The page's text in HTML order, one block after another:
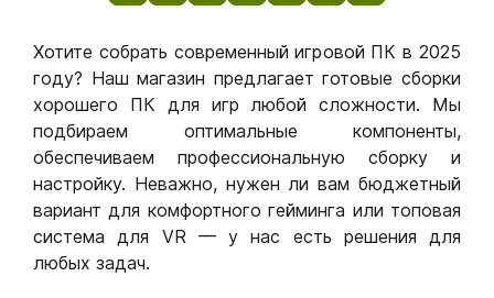
Хотите собрать современный игровой ПК в 2025
году? Наш магазин предлагает готовые сборки
хорошего ПК для игр любой сложности. Мы
подбираем оптимальные компоненты,
обеспечиваем профессиональную сборку и
настройку. Неважно, нужен ли вам бюджетный
вариант для комфортного гейминга или топовая
система для VR — у нас есть решения для
любых задач.